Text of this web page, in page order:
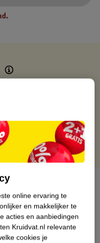
online ervaring te
en makkelijker te
acties en aanbiedingen
Kruidvat.nl relevante
cookies je